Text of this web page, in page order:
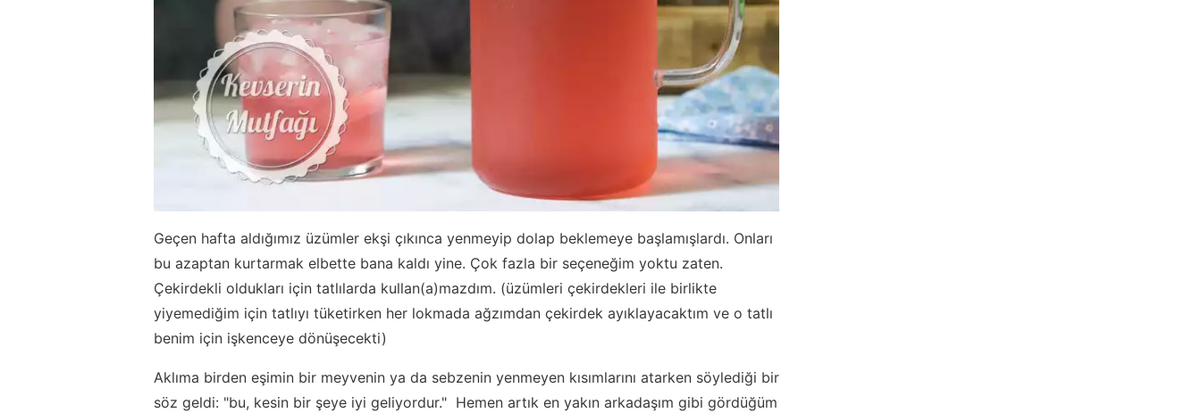
Geçen hafta aldığımız üzümler ekşi çıkınca yenmeyip dolap beklemeye başlamışlardı. Onları
bu azaptan kurtarmak elbette bana kaldı yine. Çok fazla bir seçeneğim yoktu zaten.
Çekirdekli oldukları için tatlılarda kullan(a)mazdım. (üzümleri çekirdekleri ile birlikte
yiyemediğim için tatlıyı tüketirken her lokmada ağzımdan çekirdek ayıklayacaktım ve o tatlı
benim için işkenceye dönüşecekti)
Aklıma birden eşimin bir meyvenin ya da sebzenin yenmeyen kısımlarını atarken söylediği bir
söz geldi: "bu, kesin bir şeye iyi geliyordur." Hemen artık en yakın arkadaşım gibi gördüğüm